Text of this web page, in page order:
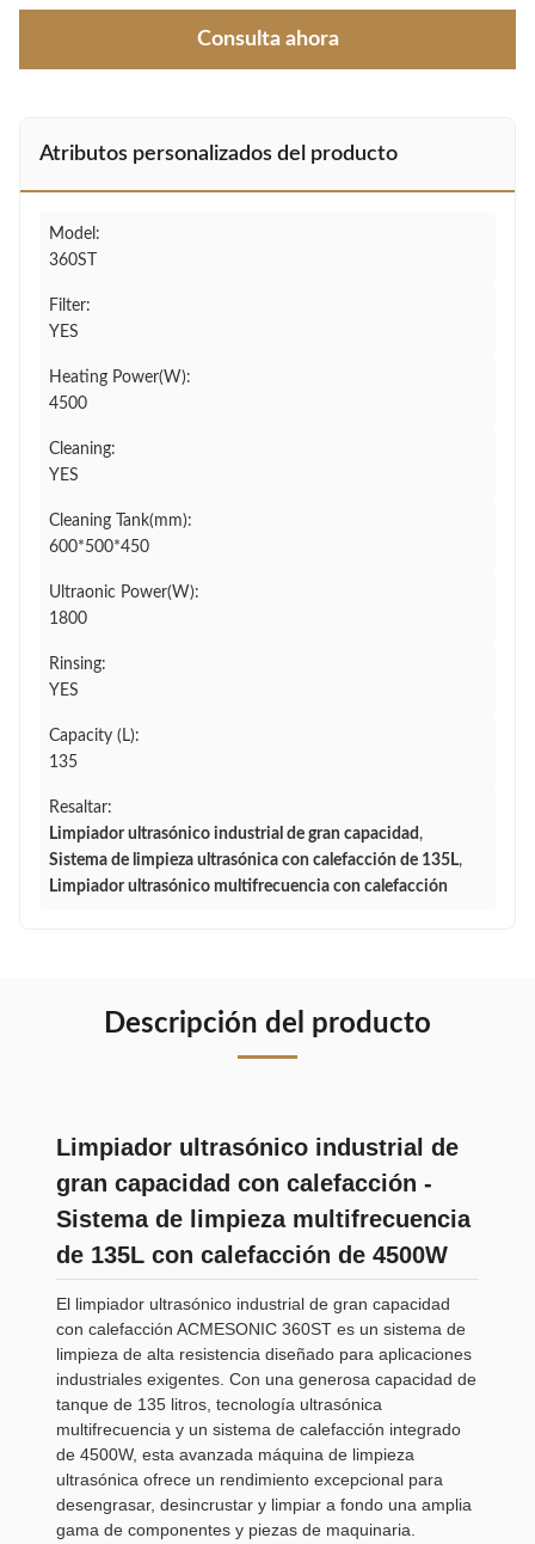
Consulta ahora
Atributos personalizados del producto
Model:
360ST
Filter:
YES
Heating Power(W):
4500
Cleaning:
YES
Cleaning Tank(mm):
600*500*450
Ultraonic Power(W):
1800
Rinsing:
YES
Capacity (L):
135
Resaltar:
Limpiador ultrasónico industrial de gran capacidad ,
Sistema de limpieza ultrasónica con calefacción de 135L,
Limpiador ultrasónico multifrecuencia con calefacción
Descripción del producto
Limpiador ultrasónico industrial de
gran capacidad con calefacción -
Sistema de limpieza multifrecuencia
de 135L con calefacción de 4500W
El limpiador ultrasónico industrial de gran capacidad
con calefacción ACMESONIC 360ST es un sistema de
limpieza de alta resistencia diseñado para aplicaciones
industriales exigentes. Con una generosa capacidad de
tanque de 135 litros, tecnología ultrasónica
multifrecuencia y un sistema de calefacción integrado
de 4500W, esta avanzada máquina de limpieza
ultrasónica ofrece un rendimiento excepcional para
desengrasar, desincrustar y limpiar a fondo una amplia
gama de componentes y piezas de maquinaria.